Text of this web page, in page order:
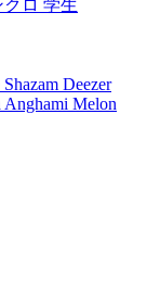
ロ 学生
Shazam Deezer
Anghami Melon